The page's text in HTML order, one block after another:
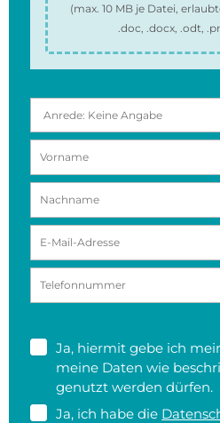
(max. 10 MBje Datei,
.doc, .docx, .odt,
Ja, hiermit gebe ich
meine Daten wie
genutzt werden dürfen.
Ja, ich habe die